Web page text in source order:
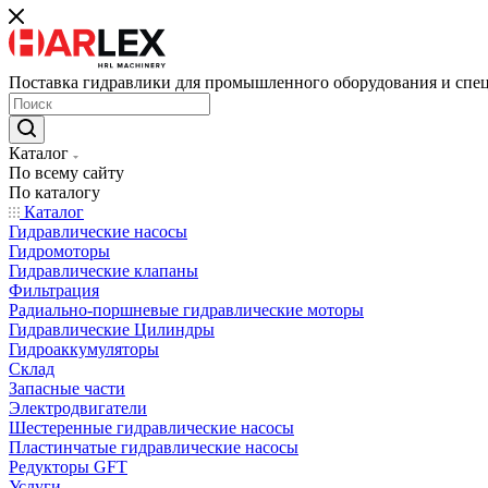
Поставка гидравлики для промышленного оборудования и
Каталог
По всему сайту
По каталогу
Каталог
Гидравлические насосы
Гидромоторы
Гидравлические клапаны
Фильтрация
Радиально-поршневые гидравлические моторы
Гидравлические Цилиндры
Гидроаккумуляторы
Склад
Запасные части
Электродвигатели
Шестеренные гидравлические насосы
Пластинчатые гидравлические насосы
Редукторы GFT